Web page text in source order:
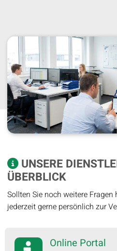
 UNSERE
ÜBERBLICK
Sollten Sie noch weitere Fragen
jederzeit gerne persönlich zur
Online Portal